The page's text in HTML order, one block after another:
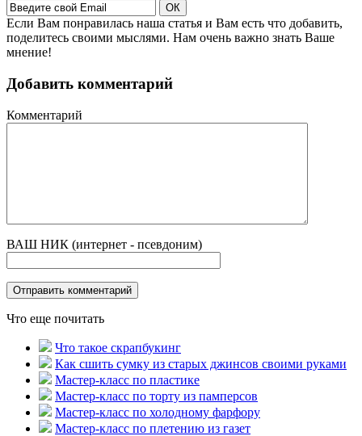
Если Вам понравилась наша статья и Вам есть что добавить,
поделитесь своими мыслями. Нам очень важно знать Ваше
мнение!
Добавить комментарий
Комментарий
ВАШ НИК (интернет - псевдоним)
Что еще почитать
Что такое скрапбукинг
Как сшить сумку из старых джинсов своими руками
Мастер-класс по пластике
Мастер-класс по торту из памперсов
Мастер-класс по холодному фарфору
Мастер-класс по плетению из газет